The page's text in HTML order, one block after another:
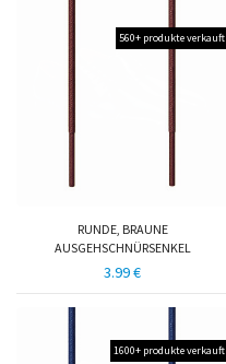
560+ produkte verkauft
RUNDE, BRAUNE
AUSGEHSCHNÜRSENKEL
3.99 €
1600+ produkte verkauft